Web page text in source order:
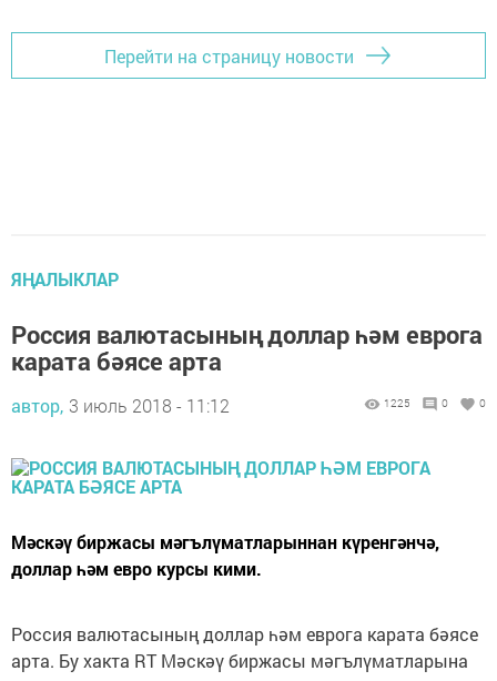
Перейти на страницу новости
ЯҢАЛЫКЛАР
Россия валютасының доллар һәм еврога
карата бәясе арта
автор, 3 июль 2018 - 11:12 1225 0 0
Мәскәү биржасы мәгълүматларыннан күренгәнчә,
доллар һәм евро курсы кими.
Россия валютасының доллар һәм еврога карата бәясе
арта. Бу хакта RT Мәскәү биржасы мәгълүматларына